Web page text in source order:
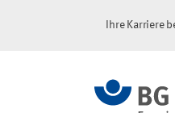
Ihre Karriere